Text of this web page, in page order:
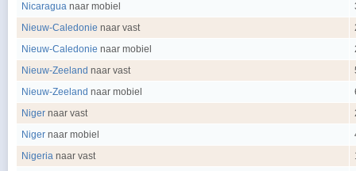
Nicaragua naar mobiel
Nieuw-Caledonie naar vast
Nieuw-Caledonie naar mobiel
Nieuw-Zeeland naar vast
Nieuw-Zeeland naar mobiel
Niger naar vast
Niger naar mobiel
Nigeria naar vast